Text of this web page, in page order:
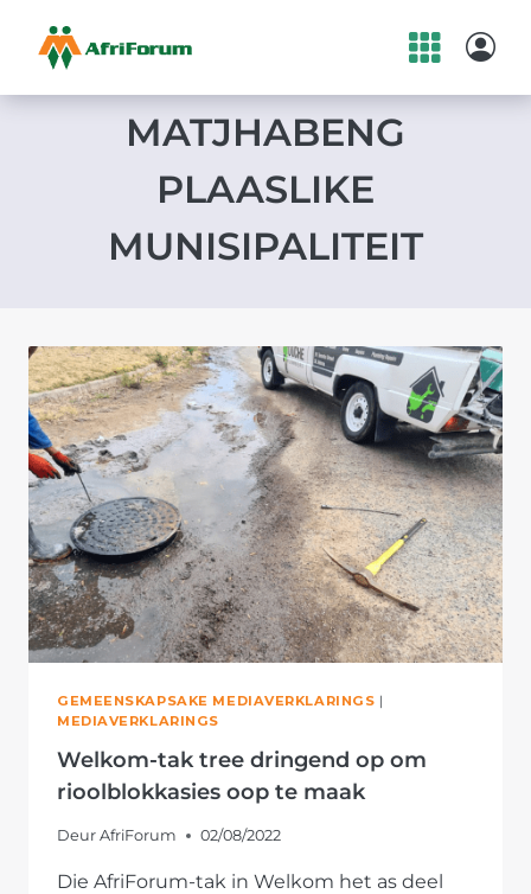
MATJHABENG
PLAASLIKE
MUNISIPALITEIT
GEMEENSKAPSAKE MEDIAVERKLARINGS |
MEDIAVERKLARINGS
Welkom-tak tree dringend op om
rioolblokkasies oop te maak
Deur AfriForum 02/08/2022
Die AfriForum-tak in Welkom het as deel